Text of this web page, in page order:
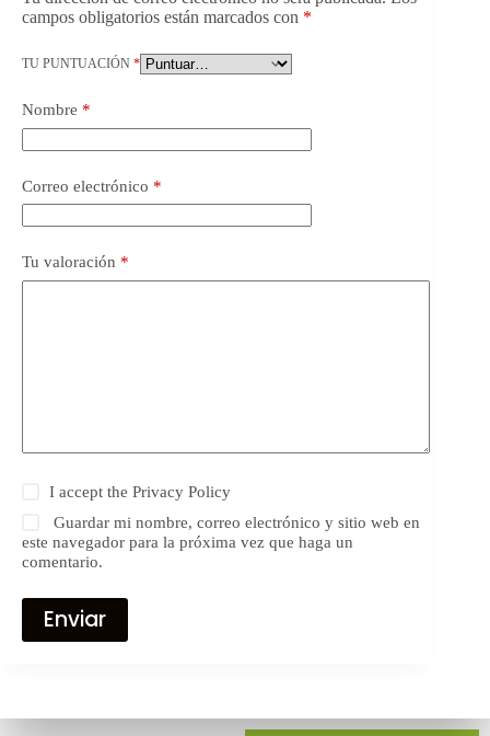
campos obligatorios están marcados con *
TU PUNTUACIÓN *
Nombre *
Correo electrónico *
Tu valoración *
I accept thePrivacy Policy
Guardar mi nombre, correo electrónico y sitio web en
este navegador para la próxima vez que haga un
comentario.
Enviar